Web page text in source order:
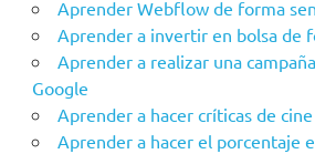
Aprender Webflow de forma
Aprender a invertir en bolsa de
Aprender a realizar una
Google
Aprender a hacer críticas de cine
Aprender a hacer el porcentaje